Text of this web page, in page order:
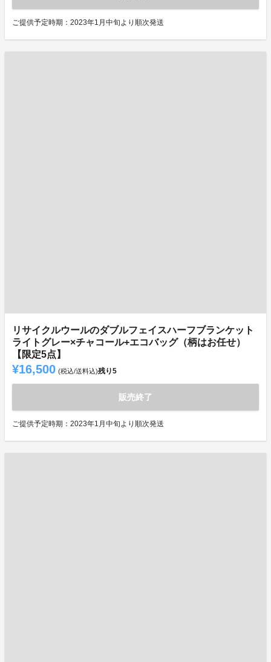
ご提供予定時期：2023年1月中旬より順次発送
リサイクルウールのダブルフェイスハーフブランケット
ライトグレー×チャコール+エコバッグ（柄はお任せ）
【限定5点】
¥16,500 (税込/送料込)残り5
販売終了
ご提供予定時期：2023年1月中旬より順次発送